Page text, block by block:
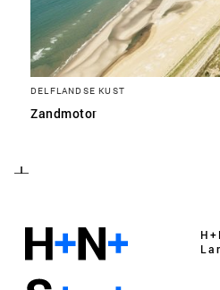
DELFLANDSE KUST
Zandmotor